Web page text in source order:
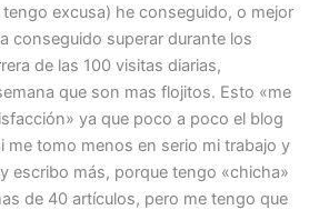
excusa) he conseguido, o mejor
conseguido superar durante los
de las 100 visitas diarias,
que son mas flojitos. Esto «me
ya que poco a poco el blog
me tomo menos en serio mi trabajo y
escribo más, porque tengo «chicha»
de 40 artí­culos, pero me tengo que